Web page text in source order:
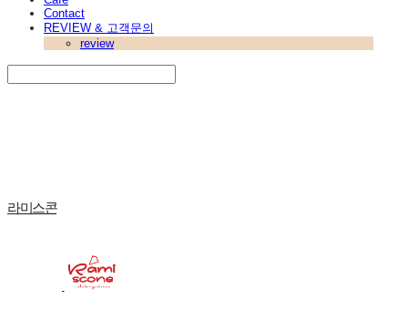
Contact
REVIEW & 고객문의
review
라미스콘